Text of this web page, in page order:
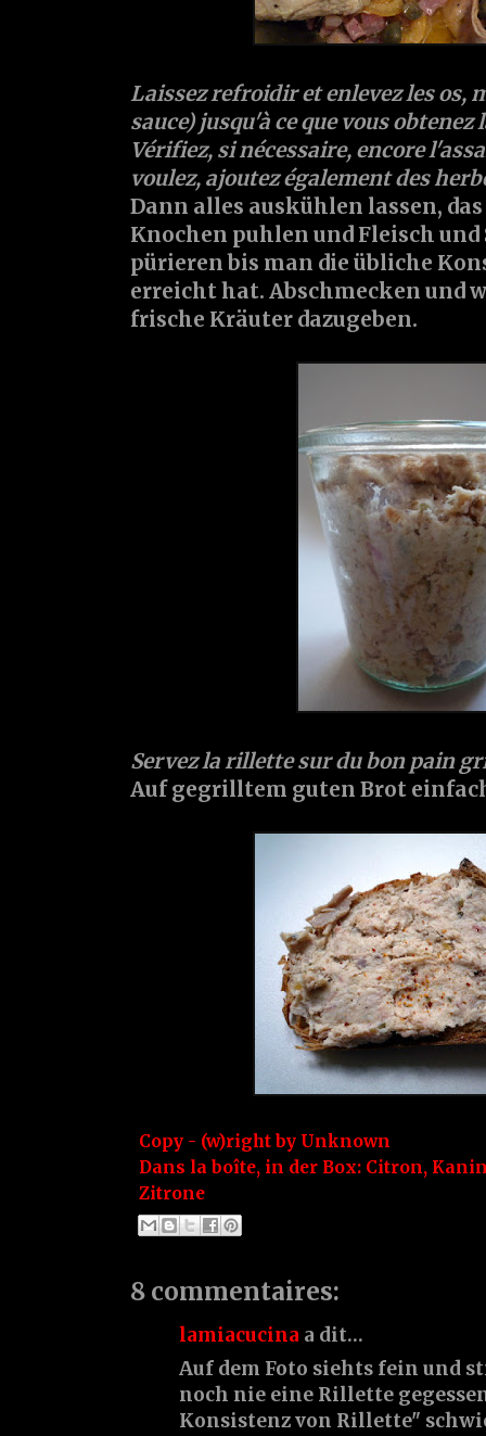
Laissez refroidir et enlevez les os,
sauce) jusqu'à ce que vous
Vérifiez, si nécessaire, encore
voulez, ajoutez également des
Dann alles auskühlen lassen,
Knochen puhlen und Fleisch
pürieren bis man die übliche
erreicht hat. Abschmecken und
frische Kräuter dazugeben.
Servez la rillette sur du bon pain
Auf gegrilltem guten Brot
Copy - (w)right by Unknown
Dans la boîte, in der Box: Citron,
Zitrone
8 commentaires:
lamiacucina a dit…
Auf dem Foto siehts fein und
noch nie eine Rillette
Konsistenz von Rillette"